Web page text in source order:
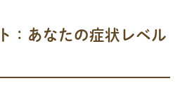
：あなたの症状レベル